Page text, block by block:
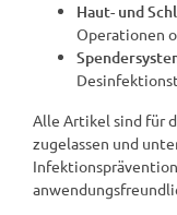
Haut- und
Operationen
Alle Artikel sind für
zugelassen und